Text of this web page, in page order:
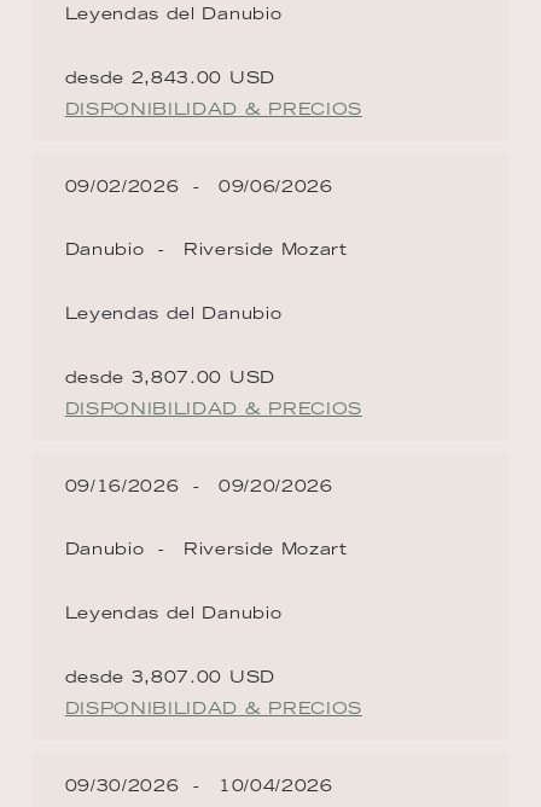
Leyendas del Danubio
desde 2,843.00 USD
DISPONIBILIDAD & PRECIOS
09/02/2026 09/06/2026
Danubio Riverside Mozart
Leyendas del Danubio
desde 3,807.00 USD
DISPONIBILIDAD & PRECIOS
09/16/2026 09/20/2026
Danubio Riverside Mozart
Leyendas del Danubio
desde 3,807.00 USD
DISPONIBILIDAD & PRECIOS
09/30/2026 10/04/2026